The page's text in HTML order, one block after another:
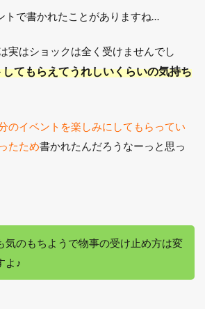
トで書かれたことがありますね…
実はショックは全く受けませんでし
てもらえてうれしいくらいの気持ち
のイベントを楽しみにしてもらってい
たため書かれたんだろうなーっと思っ
気のもちようで物事の受け止め方は変
よ♪